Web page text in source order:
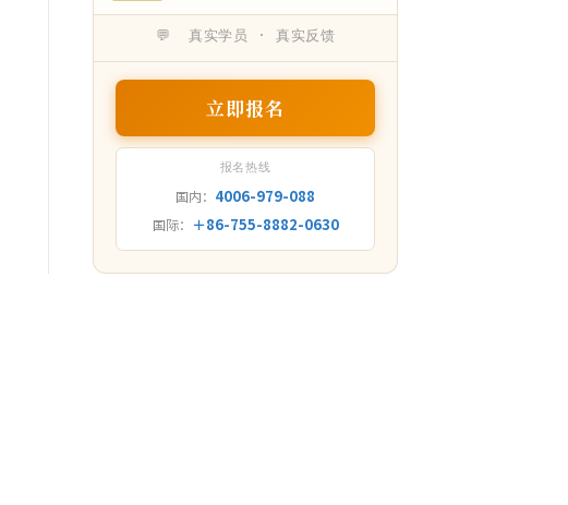
💬 真实学员 · 真实反馈
立即报名
报名热线
国内： 4006-979-088
国际： ＋86-755-8882-0630